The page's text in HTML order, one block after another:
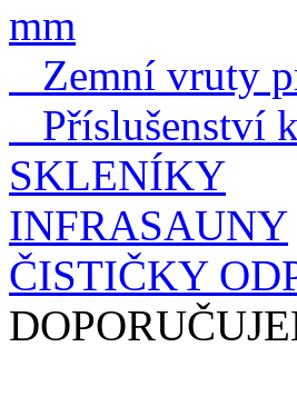
mm
Zemní vruty
Příslušenství
SKLENÍKY
INFRASAUNY
ČISTIČKY